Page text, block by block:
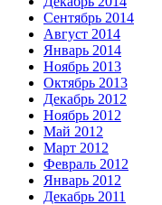
Сентябрь 2014
Август 2014
Январь 2014
Ноябрь 2013
Октябрь 2013
Декабрь 2012
Ноябрь 2012
Май 2012
Март 2012
Февраль 2012
Январь 2012
Декабрь 2011